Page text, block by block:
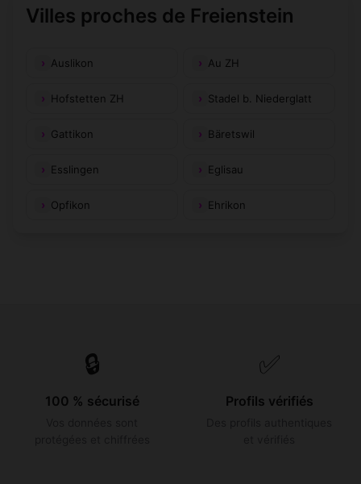
Villes proches de Freienstein
Auslikon Au ZH
Hofstetten ZH Stadel b. Niederglatt
Gattikon Bäretswil
Esslingen Eglisau
Opfikon Ehrikon
🔒
100 % sécurisé
✅
Profils vérifiés